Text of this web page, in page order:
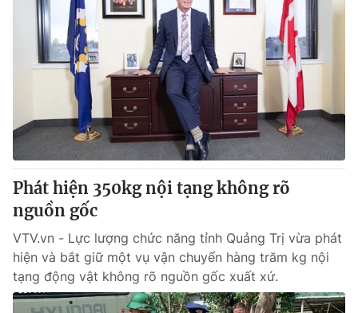
Phát hiện 350kg nội tạng không rõ
nguồn gốc
VTV.vn - Lực lượng chức năng tỉnh Quảng Trị vừa phát
hiện và bắt giữ một vụ vận chuyển hàng trăm kg nội
tạng động vật không rõ nguồn gốc xuất xứ.